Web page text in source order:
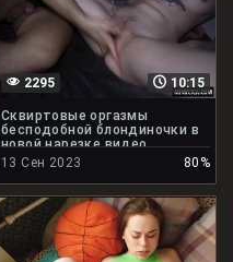
10:15
2295
Сквиртовые оргазмы
бесподобной блондиночки в
новой нарезке видео
13 Сен 2023
80%